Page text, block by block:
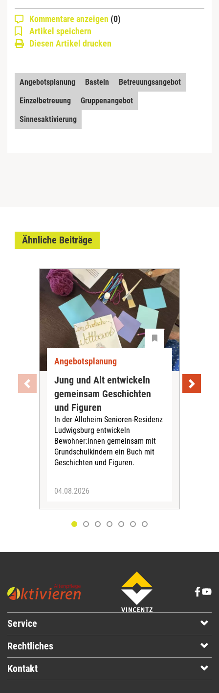
Kommentare anzeigen (0)
Artikel speichern
Diesen Artikel drucken
Angebotsplanung Basteln
Betreuungsangebot
Einzelbetreuung
Gruppenangebot
Sinnesaktivierung
Ähnliche Beiträge
Angebotsplanung
Jung und Alt entwickeln
gemeinsam Geschichten
und Figuren
In der Alloheim Senioren-Residenz
Ludwigsburg entwickeln
Bewohner:innen gemeinsam mit
Grundschulkindern ein Buch mit
Geschichten und Figuren.
04.08.2026
Service
Rechtliches
Kontakt